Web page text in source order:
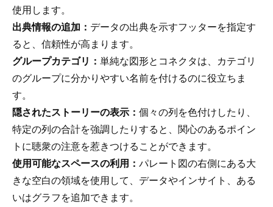
使用します。
出典情報の追加： データの出典を示すフッターを指定す
ると、信頼性が高まります。
グループカテゴリ： 単純な図形とコネクタは、カテゴリ
のグループに分かりやすい名前を付けるのに役立ちま
す。
隠されたストーリーの表示： 個々の列を色付けしたり、
特定の列の合計を強調したりすると、関心のあるポイン
トに聴衆の注意を惹きつけることができます。
使用可能なスペースの利用： パレート図の右側にある大
きな空白の領域を使用して、データやインサイト、ある
いはグラフを追加できます。